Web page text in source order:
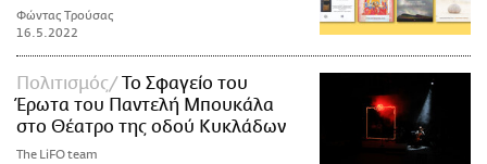
Φώντας Τρούσας
16.5.2022
Πολιτισμός
Το Σφαγείο του
Έρωτα του Παντελή Μπουκάλα
στο Θέατρο της οδού Κυκλάδων
The LiFO team